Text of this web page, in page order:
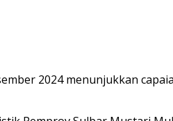
2024 menunjukkan